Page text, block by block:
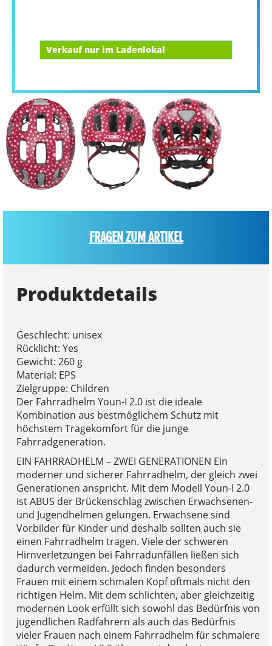
Verkauf nur im Ladenlokal
FRAGEN ZUM ARTIKEL
Produktdetails
Geschlecht: unisex
Rücklicht: Yes
Gewicht: 260 g
Material: EPS
Zielgruppe: Children
Der Fahrradhelm Youn-I 2.0 ist die ideale
Kombination aus bestmöglichem Schutz mit
höchstem Tragekomfort für die junge
Fahrradgeneration.
EIN FAHRRADHELM – ZWEI GENERATIONEN Ein
moderner und sicherer Fahrradhelm, der gleich zwei
Generationen anspricht. Mit dem Modell Youn-I 2.0
ist ABUS der Brückenschlag zwischen Erwachsenen-
und Jugendhelmen gelungen. Erwachsene sind
Vorbilder für Kinder und deshalb sollten auch sie
einen Fahrradhelm tragen. Viele der schweren
Hirnverletzungen bei Fahrradunfällen ließen sich
dadurch vermeiden. Jedoch finden besonders
Frauen mit einem schmalen Kopf oftmals nicht den
richtigen Helm. Mit dem schlichten, aber gleichzeitig
modernen Look erfüllt sich sowohl das Bedürfnis von
jugendlichen Radfahrern als auch das Bedürfnis
vieler Frauen nach einem Fahrradhelm für schmalere